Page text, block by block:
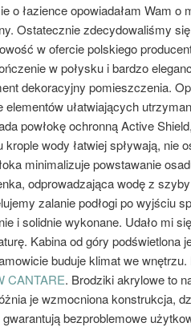
o łazience opowiadałam Wam
Ostatecznie zdecydowaliśmy
w ofercie polskiego
w połysku i bardzo
dekoracyjny pomieszczenia.
elementów ułatwiających
powłokę ochronną Active
krople wody łatwiej spływają, nie
minimalizuje powstawanie
odprowadzająca wodę z
zalanie podłogi po wyjściu
i solidnie wykonane. Udało mi
Kabina od góry podświetlona
buduje klimat we
CANTARE. Brodziki akrylowe to
je wzmocniona konstrukcja,
bezproblemowe